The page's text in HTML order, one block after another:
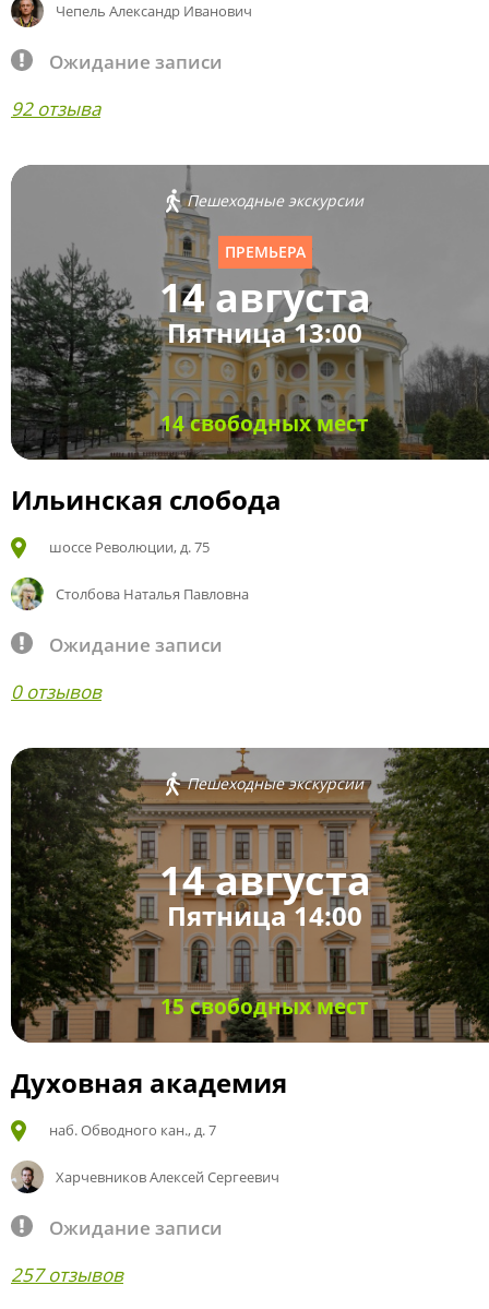
Чепель Александр Иванович
Ожидание записи
92 отзыва
Пешеходные экскурсии
ПРЕМЬЕРА
14 августа
Пятница 13:00
14 свободных мест
Ильинская слобода
шоссе Революции, д. 75
Столбова Наталья Павловна
Ожидание записи
0 отзывов
Пешеходные экскурсии
14 августа
Пятница 14:00
15 свободных мест
Духовная академия
наб. Обводного кан., д. 7
Харчевников Алексей Сергеевич
Ожидание записи
257 отзывов